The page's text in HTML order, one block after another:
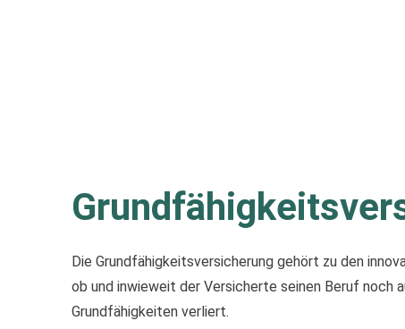
Die Grundfähigkeitsversicherung gehört zu den
ob und inwieweit der Versicherte seinen Beruf noch
Grundfähigkeiten verliert.